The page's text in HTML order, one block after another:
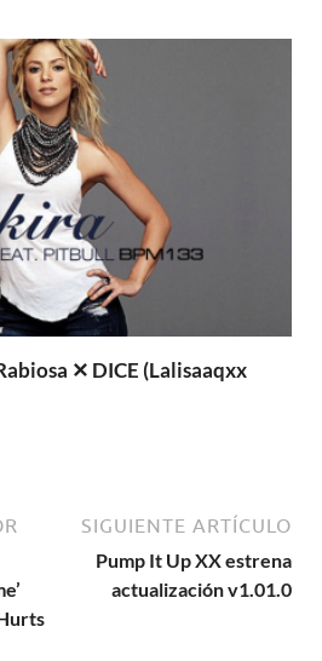
✕ DICE (Lalisaaqxx
SIGUIENTE ARTÍCULO
Pump It Up XX estrena
actualización v1.01.0